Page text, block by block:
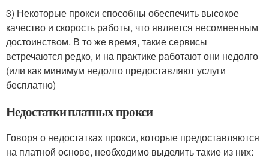
3) Некоторые прокси способны обеспечить высокое
качество и скорость работы, что является несомненным
достоинством. В то же время, такие сервисы
встречаются редко, и на практике работают они недолго
(или как минимум недолго предоставляют услуги
бесплатно)
Недостатки платных прокси
Говоря о недостатках прокси, которые предоставляются
на платной основе, необходимо выделить такие из них: